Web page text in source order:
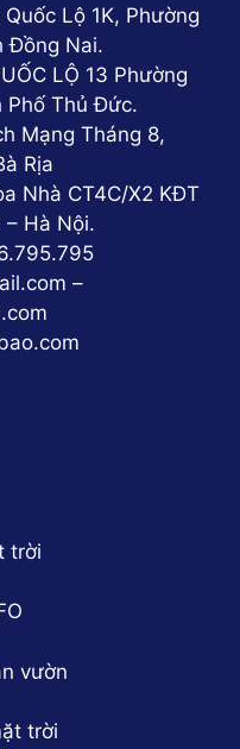
Lộ 1K, Phường
Đồng Nai.
LỘ 13 Phường
Phố Thủ Đức.
Mạng Tháng 8,
Rịa
Nhà CT4C/X2 KĐT
Hà Nội.
–
trời
vườn
trời